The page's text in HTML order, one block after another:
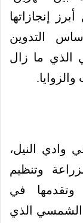
إنجازاتها
التدوين
الذي ما زال
وادي النيل،
وتنظيم
وتقدمها في
الشمسي الذي